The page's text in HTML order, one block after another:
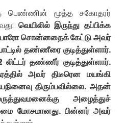
பெண்ணின் மூத்த சகோதரர்
வெயிலில் இருந்து தப்பிக்க
சொன்னதைக் கேட்டு அவர்
தண்ணீரை குடித்துள்ளார்.
லிட்டர் தண்ணீர் குடித்துள்ளார்.
அவர் திடீரென மயங்கி
திரும்பவில்லை. அதன்
அழைத்துச்
மோசமானது. பின்னர் அவர்